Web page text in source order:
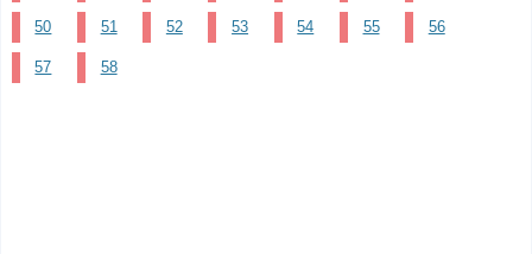
50 51 52 53 54 55 56
57 58